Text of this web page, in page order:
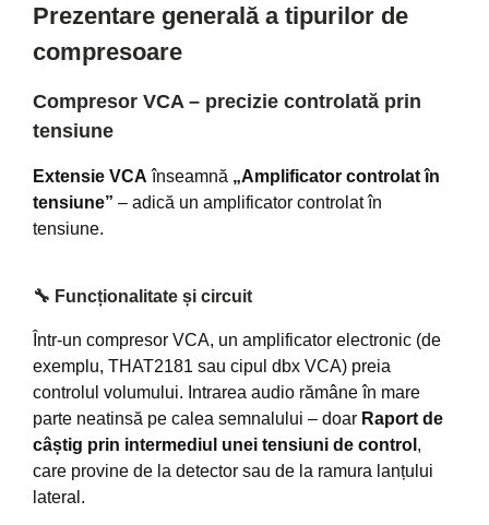
Prezentare generală a tipurilor de
compresoare
Compresor VCA – precizie controlată prin
tensiune
Extensie VCA înseamnă „Amplificator controlat în
tensiune” – adică un amplificator controlat în
tensiune.
🔧 Funcționalitate și circuit
Într-un compresor VCA, un amplificator electronic (de
exemplu, THAT2181 sau cipul dbx VCA) preia
controlul volumului. Intrarea audio rămâne în mare
parte neatinsă pe calea semnalului – doar Raport de
câștig prin intermediul unei tensiuni de control ,
care provine de la detector sau de la ramura lanțului
lateral.